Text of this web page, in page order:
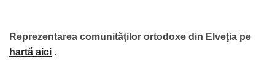
Reprezentarea comunităţilor ortodoxe din Elveţia pe
hartă aici .